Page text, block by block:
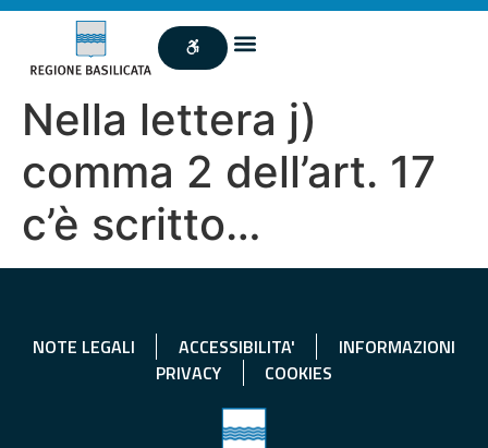
Nella lettera j)
comma 2 dell’art. 17
c’è scritto…
NOTE LEGALI ACCESSIBILITA'
INFORMAZIONI
PRIVACY
COOKIES